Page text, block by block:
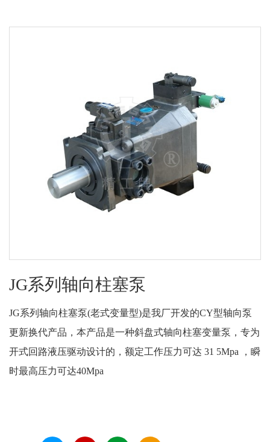
JG系列轴向柱塞泵
JG系列轴向柱塞泵(老式变量型)是我厂开发的CY型轴向泵
更新换代产品，本产品是一种斜盘式轴向柱塞变量泵，专为
开式回路液压驱动设计的，额定工作压力可达 31 5Mpa ，瞬
时最高压力可达40Mpa